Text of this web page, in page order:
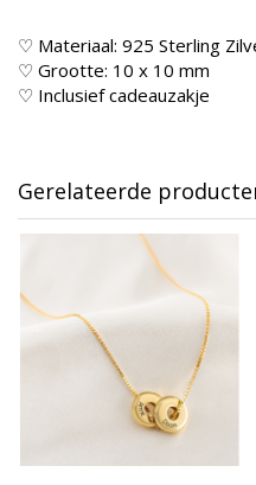
♡ Materiaal: 925 Sterling
♡ Grootte: 10 x 10 mm
♡ Inclusief cadeauzakje
Gerelateerde